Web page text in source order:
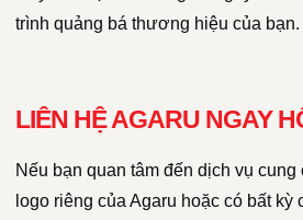
trình quảng bá thương hiệu của bạn.
LIÊN HỆ AGARU NGAY
Nếu bạn quan tâm đến dịch vụ
logo riêng của Agaru hoặc có bất kỳ